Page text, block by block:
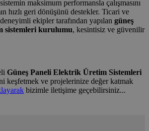
maksimum performansla çalışmasını
hızlı geri dönüşünü destekler. Ticari ve
ekipler tarafından yapılan güneş
sistemleri kurulumu, kesintisiz ve güvenilir
Güneş Paneli Elektrik Üretim Sistemleri
keşfetmek ve projelerinize değer katmak
bizimle iletişime geçebilirsiniz...